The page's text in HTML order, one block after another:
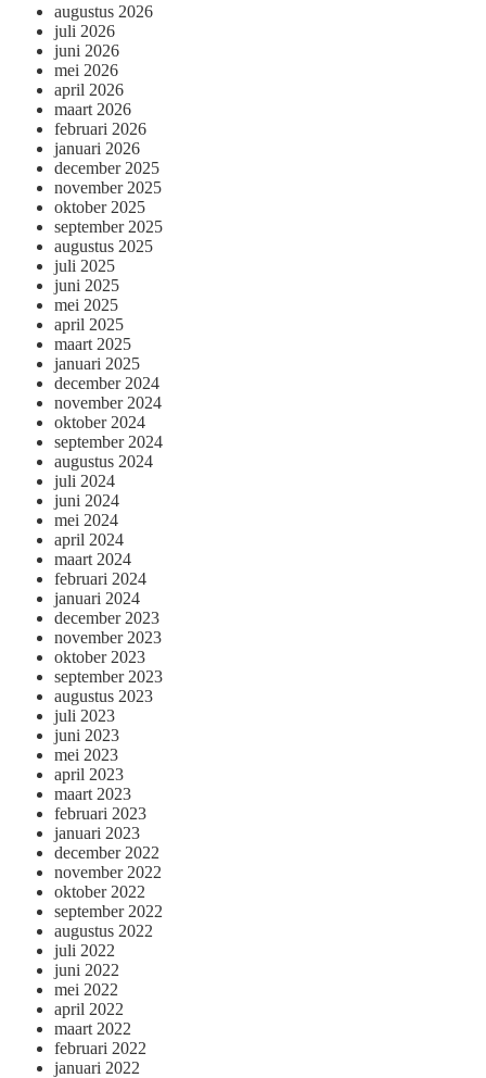
augustus 2026
juli 2026
juni 2026
mei 2026
april 2026
maart 2026
februari 2026
januari 2026
december 2025
november 2025
oktober 2025
september 2025
augustus 2025
juli 2025
juni 2025
mei 2025
april 2025
maart 2025
januari 2025
december 2024
november 2024
oktober 2024
september 2024
augustus 2024
juli 2024
juni 2024
mei 2024
april 2024
maart 2024
februari 2024
januari 2024
december 2023
november 2023
oktober 2023
september 2023
augustus 2023
juli 2023
juni 2023
mei 2023
april 2023
maart 2023
februari 2023
januari 2023
december 2022
november 2022
oktober 2022
september 2022
augustus 2022
juli 2022
juni 2022
mei 2022
april 2022
maart 2022
februari 2022
januari 2022